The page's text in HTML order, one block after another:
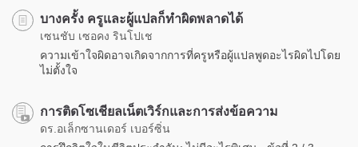
บางครั้ง ครูและผู้แปลก็ทำผิดพลาดได้
เซนชับ เซอคง รินโปเช
ความเข้าใจผิดอาจเกิดจากการที่ครูหรือผู้แปลพูดอะไรผิดไปโดย
ไม่ตั้งใจ
การติดโซเชียลเน็ตเวิร์กและการส่งข้อความ
ดร.อเล็กซานเดอร์ เบอร์ซิ่น